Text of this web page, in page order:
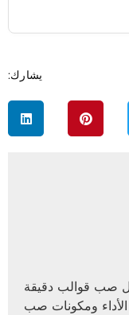
يشارك:
صب قوالب دقيقة
ومكونات صب